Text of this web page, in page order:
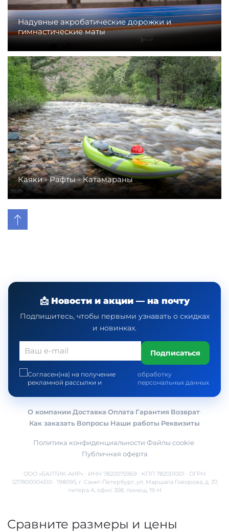
Надувные акробатические дорожки и
гимнастические маты
Каяки - Рафты - Катамараны
📩 Новости и акции — на почту
Подпишитесь, чтобы первыми узнавать о скидках
и новинках.
Подписаться
Согласен(на) на получение
рекламной рассылки и
обработку
персональных данных
О компании·Доставка·Оплата·Гарантия·Возврат·
Как заказать·Вопросы·Наши работы·Реквизиты
Политика конфиденциальности·Файлы cookie·
Публичная оферта
ООО «БАЛТИК-АИР» · ИНН 7820075969 · КПП 782001001 · ОГРН
1217800004510 · 198095, г. Санкт-Петербург, ул. Маршала Говорова, д. 37,
литера А, офис 358, помещ. 19-Н
Сравните размеры и цены